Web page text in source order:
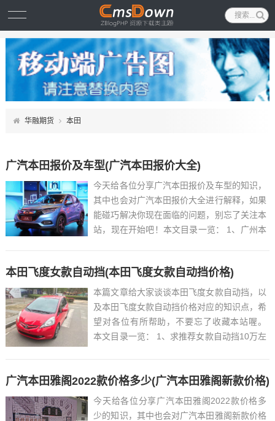
华融期货 本田
广汽本田报价及车型(广汽本田报价大全)
今天给各位分享广汽本田报价及车型的知识，
其中也会对广汽本田报价大全进行解释，如果
能碰巧解决你现在面临的问题，别忘了关注本
站，现在开始吧！本文目录一览： 1、广州本
本田飞度女款自动挡(本田飞度女款自动挡价格)
本篇文章给大家谈谈本田飞度女款自动挡，以
及本田飞度女款自动挡价格对应的知识点，希
望对各位有所帮助，不要忘了收藏本站喔。
本文目录一览： 1、求推荐女款自动挡10万左
广汽本田雅阁2022款价格多少(广汽本田雅阁新款价格)
今天给各位分享广汽本田雅阁2022款价格多
少的知识，其中也会对广汽本田雅阁新款价格